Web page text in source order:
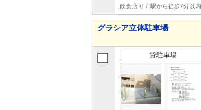
飲食店可 駅から徒歩7分以内
グラシア立体駐車場
貸駐車場